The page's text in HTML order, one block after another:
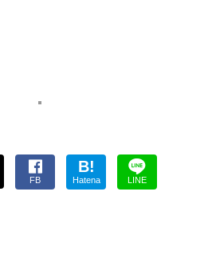
FB
B!
Hatena LINE